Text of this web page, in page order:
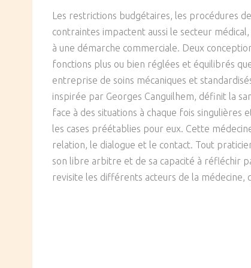
SOCIÉTÉ
CULTURE
Les restrictions budgétaires, les procédures
contraintes impactent aussi le secteur
à une démarche commerciale. Deux
fonctions plus ou bien réglées et équilibrés
entreprise de soins mécaniques et
inspirée par Georges Canguilhem, définit la
face à des situations à chaque fois
les cases préétablies pour eux. Cette
relation, le dialogue et le contact. Tout
son libre arbitre et de sa capacité à réfléchir
revisite les différents acteurs de la médecine,